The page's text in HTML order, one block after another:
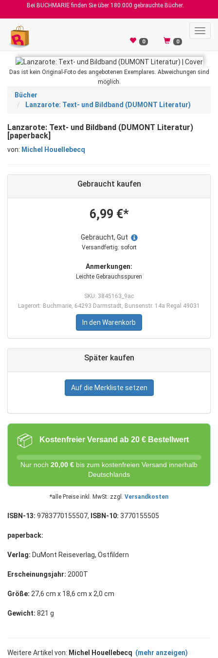
Bei BUCHMARIE finden Sie über 180.000 gebrauchte Bücher.
0 0
Das ist kein Original-Foto des angebotenen Exemplares. Abweichungen sind
möglich.
Bücher
Lanzarote: Text- und Bildband (DUMONT Literatur)
Lanzarote: Text- und Bildband (DUMONT Literatur)
[paperback]
von: Michel Houellebecq
Gebraucht kaufen
6,99 €*
Gebraucht, Gut
Versandfertig: sofort
Anmerkungen:
Leichte Gebrauchsspuren
SKU: 3845163_9ac
Lagerort: Buchmarie, 64293 Darmstadt, Bunsenstr. 14a Regal 49031
In den Warenkorb
Später kaufen
Auf die Merkliste setzen
📦 Kostenfreier Versand ab 20 € Bestellwert
Nur noch 20,00 € bis zum kostenfreien Versand innerhalb
Deutschlands
*alle Preise inkl. MwSt. zzgl. Versandkosten
ISBN-13: 9783770155507, ISBN-10: 3770155505
paperback:
Verlag: DuMont Reiseverlag, Ostfildern
Erscheinungsjahr: 2000T
Größe: 27,6 cm x 18,6 cm x 2,0 cm
Gewicht: 821 g
Weitere Artikel von: Michel Houellebecq (mehr anzeigen)